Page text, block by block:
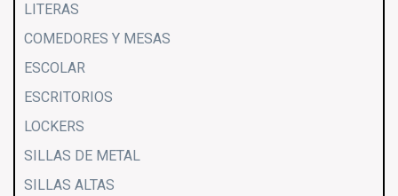
LITERAS
COMEDORES Y MESAS
ESCOLAR
ESCRITORIOS
LOCKERS
SILLAS DE METAL
SILLAS ALTAS